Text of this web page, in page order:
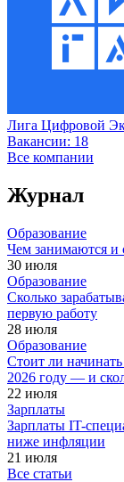
Лига Цифровой
Вакансии: 18
Все компании
Журнал
Образование
Чем занимаются и
30 июля
Образование
Сколько
первую работу
28 июля
Образование
Стоит ли
2026 году — и
22 июля
Зарплаты
Зарплаты IT-
ниже инфляции
21 июля
Все статьи